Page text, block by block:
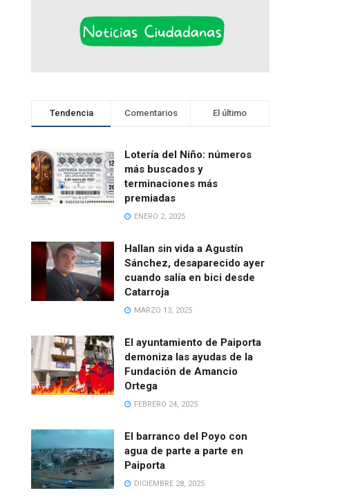
Tendencia Comentarios El último
Lotería del Niño: números
más buscados y
terminaciones más
premiadas
ENERO 2, 2025
Hallan sin vida a Agustín
Sánchez, desaparecido ayer
cuando salía en bici desde
Catarroja
MARZO 13, 2025
El ayuntamiento de Paiporta
demoniza las ayudas de la
Fundación de Amancio
Ortega
FEBRERO 24, 2025
El barranco del Poyo con
agua de parte a parte en
Paiporta
DICIEMBRE 28, 2025